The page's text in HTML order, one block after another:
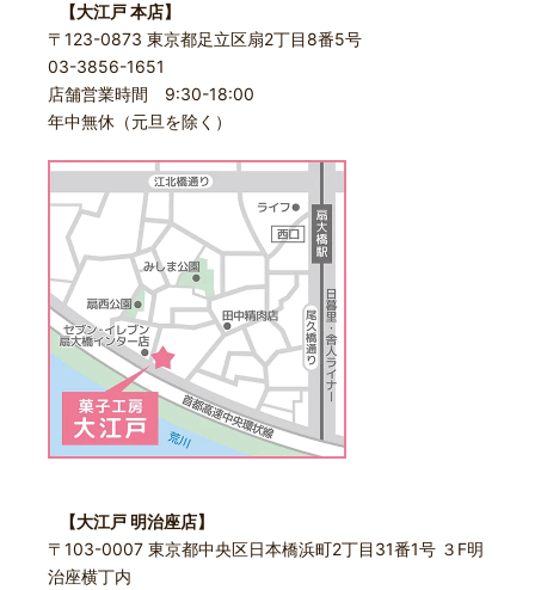
【大江戸 本店】
〒123-0873 東京都足立区扇2丁目8番5号
03-3856-1651
店舗営業時間 9:30-18:00
年中無休（元旦を除く）
【大江戸 明治座店】
〒103-0007 東京都中央区日本橋浜町2丁目31番1号 ３F明
治座横丁内